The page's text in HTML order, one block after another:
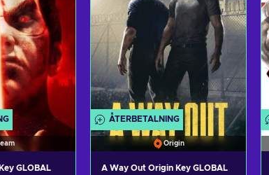
GLOBAL
ÅTERBETALNING
Origin
A Way Out Origin Key GLOBAL